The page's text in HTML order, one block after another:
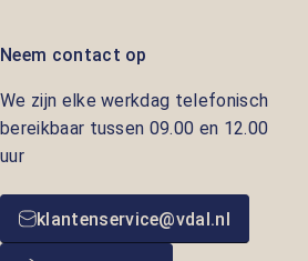
Neem contact op
We zijn elke werkdag telefonisch
bereikbaar tussen 09.00 en 12.00
uur
klantenservice@vdal.nl